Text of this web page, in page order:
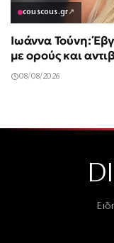
couscous.gr↗
Ιωάννα Τούνη:
με ορούς και
08/08/2026